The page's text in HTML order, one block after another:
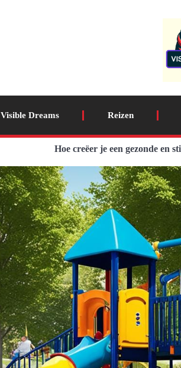
Visible Dreams Reizen
Hoe creëer je een gezonde en